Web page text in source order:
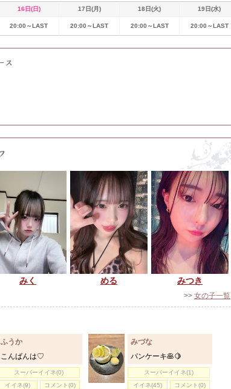
16日(日) 17日(月) 18日(火) 19日(水)
20:00～LAST 20:00～LAST 20:00～LAST 20:00～LAST
みく める みつき
>> 女の子一覧
ふうか
こんばんは♡
スーパーイイネ(0)
イイネ(9)
コメント(0)
みづな
パンケーキ🥞🍋
スーパーイイネ(1)
イイネ(45)
コメント(0)